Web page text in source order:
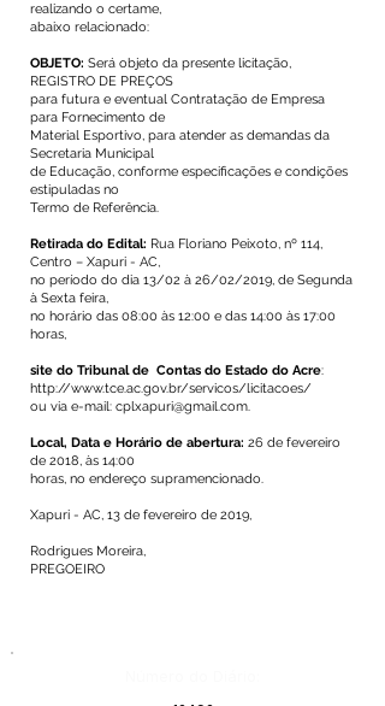
realizando o certame,
abaixo relacionado:
OBJETO: Será objeto da presente licitação,
REGISTRO DE PREÇOS
para futura e eventual Contratação de Empresa
para Fornecimento de
Material Esportivo, para atender as demandas da
Secretaria Municipal
de Educação, conforme especificações e condições
estipuladas no
Termo de Referência.
Retirada do Edital: Rua Floriano Peixoto, nº 114,
Centro – Xapuri - AC,
no período do dia 13/02 à 26/02/2019, de Segunda
à Sexta feira,
no horário das 08:00 às 12:00 e das 14:00 às 17:00
horas,
site do Tribunal de Contas do Estado do Acre:
http://www.tce.ac.gov.br/servicos/licitacoes/
ou via e-mail: cplxapuri@gmail.com.
Local, Data e Horário de abertura: 26 de fevereiro
de 2018, às 14:00
horas, no endereço supramencionado.
Xapuri - AC, 13 de fevereiro de 2019,
Rodrigues Moreira,
PREGOEIRO